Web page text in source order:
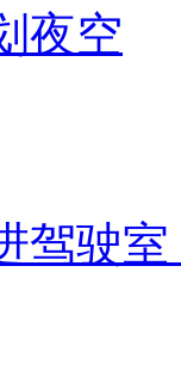
夜空
驾驶